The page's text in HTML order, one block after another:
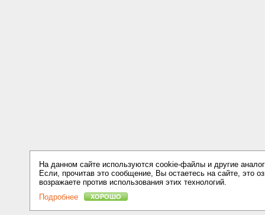
На данном сайте используются cookie-файлы и другие
Если, прочитав это сообщение, Вы остаетесь на сайте, это
возражаете против использования этих технологий.
Подробнее
ХОРОШО